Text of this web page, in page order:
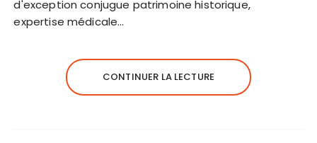
d'exception conjugue patrimoine historique,
expertise médicale…
CONTINUER LA LECTURE